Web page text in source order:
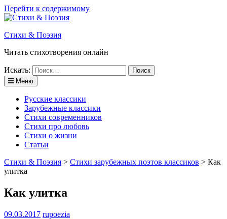
Перейти к содержимому
Стихи & Поэзия
Читать стихотворения онлайн
Искать:
Меню
Русские классики
Зарубежные классики
Стихи современников
Стихи про любовь
Стихи о жизни
Статьи
Стихи & Поэзия > Стихи зарубежных поэтов классиков > Как
улитка
Как улитка
09.03.2017 rupoezia